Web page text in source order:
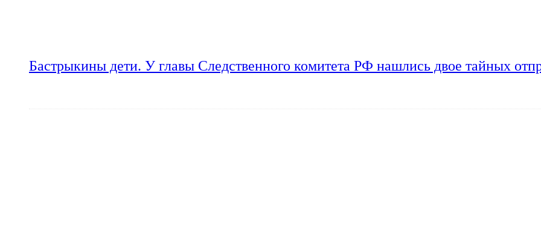
Бастрыкины дети. У главы Следственного комитета РФ нашлись двое тайных